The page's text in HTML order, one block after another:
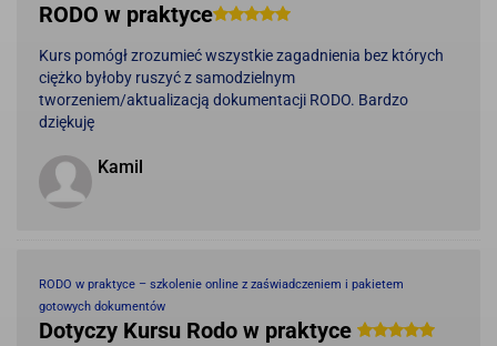
RODO w praktyce
Kurs pomógł zrozumieć wszystkie zagadnienia bez których
ciężko byłoby ruszyć z samodzielnym
tworzeniem/aktualizacją dokumentacji RODO. Bardzo
dziękuję
Kamil
RODO w praktyce – szkolenie online z zaświadczeniem i pakietem
gotowych dokumentów
Dotyczy Kursu Rodo w praktyce